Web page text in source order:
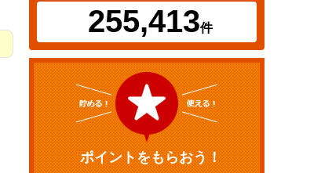
255,413件
ポイントをもらおう！